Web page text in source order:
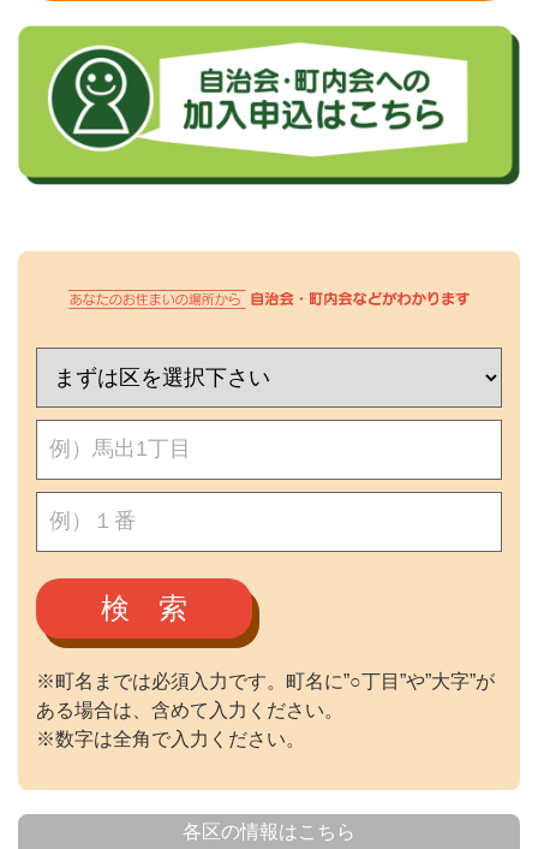
検 索
※町名までは必須入力です。町名に”○丁目”や”大字”が
ある場合は、含めて入力ください。
※数字は全角で入力ください。
各区の情報はこちら